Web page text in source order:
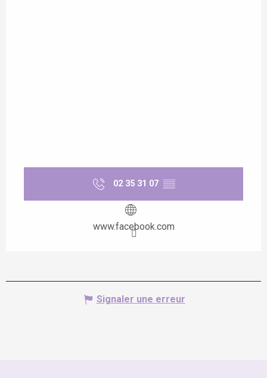
02 35 31 07 ▒▒
www.facebook.com
Signaler une erreur